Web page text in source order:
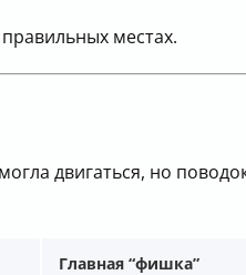
местах.
двигаться, но
Главная “фишка”